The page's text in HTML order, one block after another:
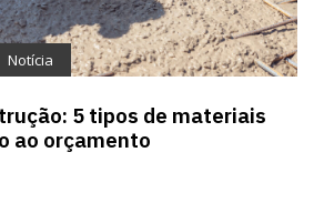
Notícia
5 tipos de materiais
ao orçamento